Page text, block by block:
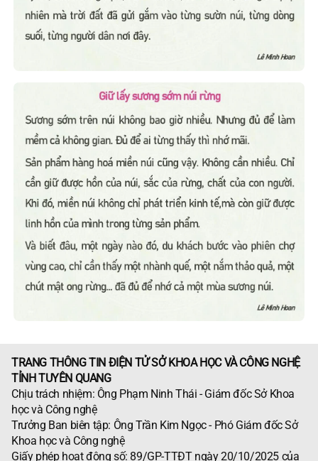
TRANG THÔNG TIN ĐIỆN TỬ SỞ KHOA HỌC VÀ CÔNG NGHỆ
TỈNH TUYÊN QUANG
Chịu trách nhiệm: Ông Phạm Ninh Thái - Giám đốc Sở Khoa
học và Công nghệ
Trưởng Ban biên tập: Ông Trần Kim Ngọc - Phó Giám đốc Sở
Khoa học và Công nghệ
Giấy phép hoạt động số: 89/GP-TTĐT ngày 20/10/2025 của